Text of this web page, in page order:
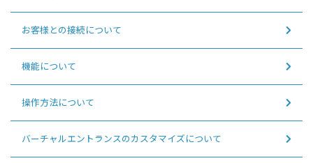
お客様との接続について
機能について
操作方法について
バーチャルエントランスのカスタマイズについて